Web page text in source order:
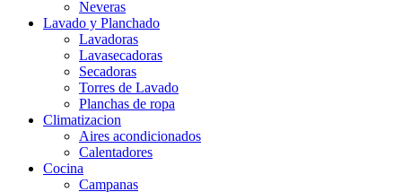
Neveras
Lavado y Planchado
Lavadoras
Lavasecadoras
Secadoras
Torres de Lavado
Planchas de ropa
Climatizacion
Aires acondicionados
Calentadores
Cocina
Campanas